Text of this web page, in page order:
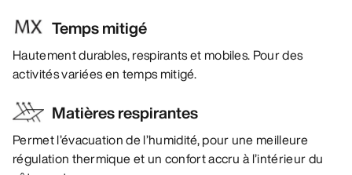
Temps mitigé
Hautement durables, respirants et mobiles. Pour des
activités variées en temps mitigé.
Matières respirantes
Permet l’évacuation de l’humidité, pour une meilleure
régulation thermique et un confort accru à l’intérieur du